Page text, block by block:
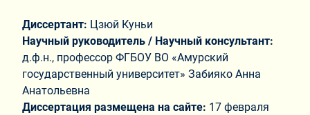
Диссертант: Цзюй Куньи
Научный руководитель / Научный консультант:
д.ф.н., профессор ФГБОУ ВО «Амурский
государственный университет» Забияко Анна
Анатольевна
Диссертация размещена на сайте: 17 февраля